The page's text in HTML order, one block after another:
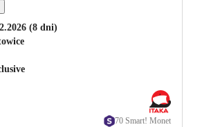
(8 dni)
70 Smart! Monet